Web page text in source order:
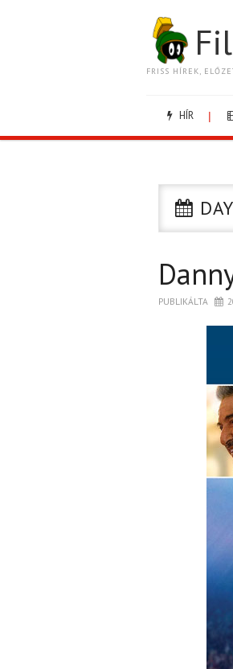
FRISS HÍREK,
HÍR
PUBLIKÁLTA